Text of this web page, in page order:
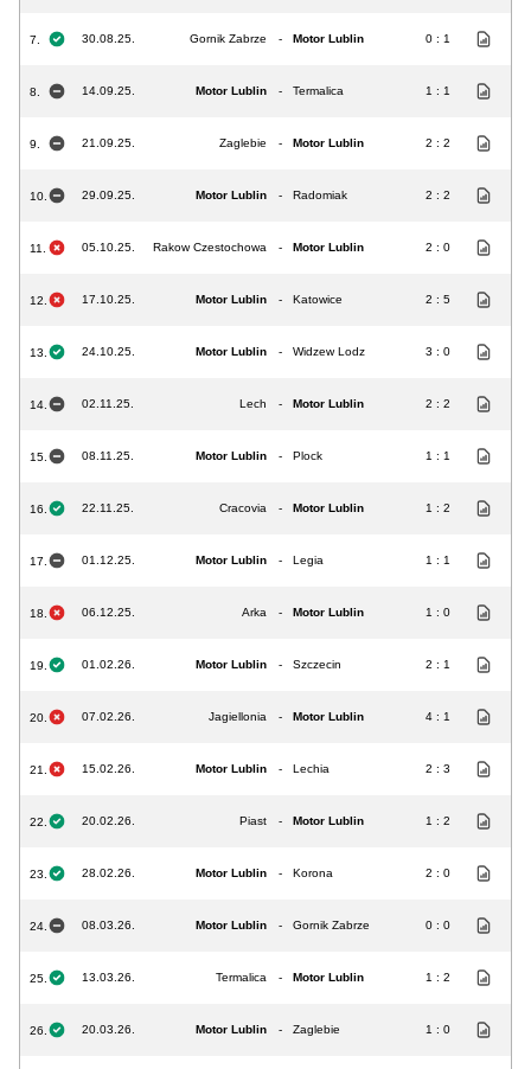
7. 30.08.25. Gornik Zabrze - Motor Lublin 0 : 1
8. 14.09.25. Motor Lublin - Termalica 1 : 1
9. 21.09.25. Zaglebie - Motor Lublin 2 : 2
10. 29.09.25. Motor Lublin - Radomiak 2 : 2
11. 05.10.25. Rakow Czestochowa - Motor Lublin 2 : 0
12. 17.10.25. Motor Lublin - Katowice 2 : 5
13. 24.10.25. Motor Lublin - Widzew Lodz 3 : 0
14. 02.11.25. Lech - Motor Lublin 2 : 2
15. 08.11.25. Motor Lublin - Plock 1 : 1
16. 22.11.25. Cracovia - Motor Lublin 1 : 2
17. 01.12.25. Motor Lublin - Legia 1 : 1
18. 06.12.25. Arka - Motor Lublin 1 : 0
19. 01.02.26. Motor Lublin - Szczecin 2 : 1
20. 07.02.26. Jagiellonia - Motor Lublin 4 : 1
21. 15.02.26. Motor Lublin - Lechia 2 : 3
22. 20.02.26. Piast - Motor Lublin 1 : 2
23. 28.02.26. Motor Lublin - Korona 2 : 0
24. 08.03.26. Motor Lublin - Gornik Zabrze 0 : 0
25. 13.03.26. Termalica - Motor Lublin 1 : 2
26. 20.03.26. Motor Lublin - Zaglebie 1 : 0